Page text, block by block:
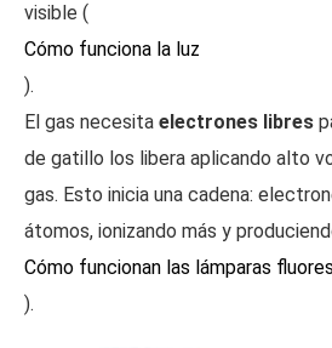
visible (
Cómo funciona la luz
).
El gas necesita electrones libres
de gatillo los libera aplicando alto
gas. Esto inicia una cadena:
átomos, ionizando más y
Cómo funcionan las lámparas
).